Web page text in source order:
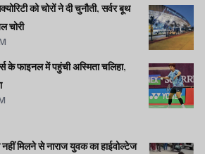
को चोरों ने दी चुनौती, सर्वर बूथ
चोरी
के फाइनल में पहुंची अस्मिता चलिहा,
मिलने से नाराज युवक का हाईवोल्टेज